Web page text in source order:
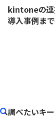
kintoneの連
導入事例ま
調べたいキ